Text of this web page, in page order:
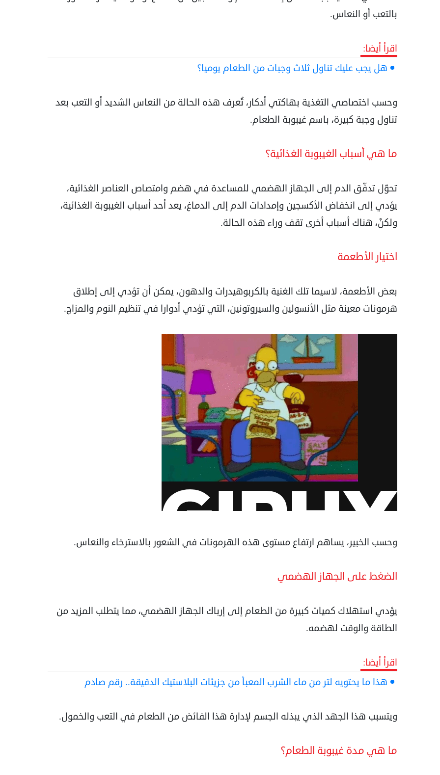
بالتعب أو النعاس.
اقرأ أيضا:
هل يجب عليك تناول ثلاث وجبات من الطعام يوميا؟
وحسب اختصاصي التغذية بهاكتي أدكار، تُعرف هذه الحالة من النعاس الشديد أو التعب بعد
تناول وجبة كبيرة، باسم غيبوبة الطعام.
ما هي أسباب الغيبوبة الغذائية؟
تحوّل تدفّق الدم إلى الجهاز الهضمي للمساعدة في هضم وامتصاص العناصر الغذائية،
يؤدي إلى انخفاض الأكسجين وإمدادات الدم إلى الدماغ، يعد أحد أسباب الغيبوبة الغذائية،
ولكنْ، هناك أسباب أخرى تقف وراء هذه الحالة.
اختيار الأطعمة
بعض الأطعمة، لاسيما تلك الغنية بالكربوهيدرات والدهون، يمكن أن تؤدي إلى إطلاق
هرمونات معينة مثل الأنسولين والسيروتونين، التي تؤدي أدوارا في تنظيم النوم والمزاج.
وحسب الخبير، يساهم ارتفاع مستوى هذه الهرمونات في الشعور بالاسترخاء والنعاس.
الضغط على الجهاز الهضمي
يؤدي استهلاك كميات كبيرة من الطعام إلى إرباك الجهاز الهضمي، مما يتطلب المزيد من
الطاقة والوقت لهضمه.
اقرأ أيضا:
هذا ما يحتويه لتر من ماء الشرب المعبأ من جزيئات البلاستيك الدقيقة.. رقم صادم
ويتسبب هذا الجهد الذي يبذله الجسم لإدارة هذا الفائض من الطعام في التعب والخمول.
ما هي مدة غيبوبة الطعام؟